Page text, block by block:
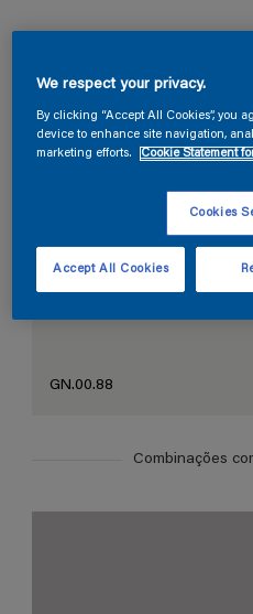
Seção
GN.00.88
Combinações
We respect your privacy.
By clicking “Accept All Cookies”, you
device to enhance site navigation,
marketing efforts.
Cookie Statement
Cookies
Accept All Cookies